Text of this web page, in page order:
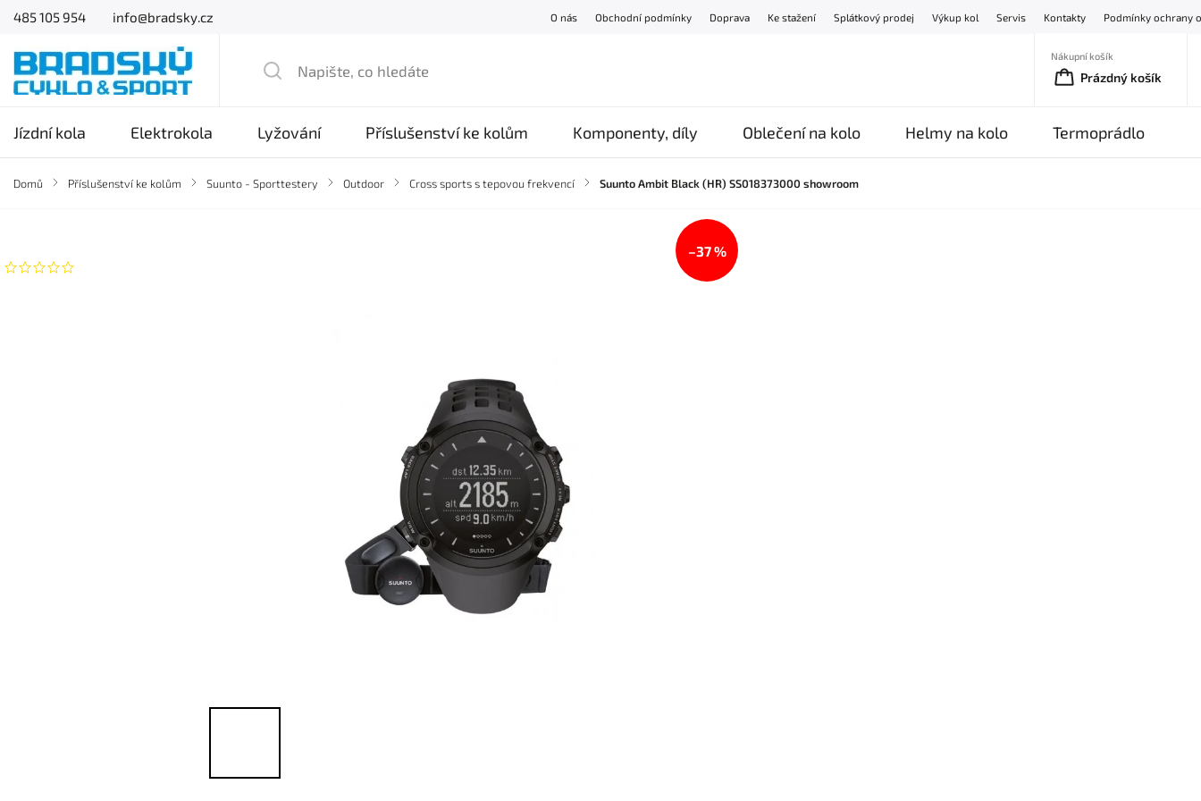
485 105 954 info@bradsky.cz O nás Obchodní podmínky Doprava Ke stažení Splátkový prodej Výkup kol Servis Kontakty Podmínky ochrany
Nákupní košík
Prázdný košík
Jízdní kola Elektrokola Lyžování Příslušenství ke kolům Komponenty, díly Oblečení na kolo Helmy na kolo Termoprádlo
Domů / Příslušenství ke kolům / Suunto - Sporttestery / Outdoor / Cross sports s tepovou frekvencí / Suunto Ambit Black (HR) SS018373000 showroom
–37 %